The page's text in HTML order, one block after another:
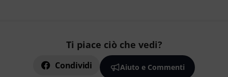
Ti piace ciò che vedi?
Condividi Aiuto e Commenti